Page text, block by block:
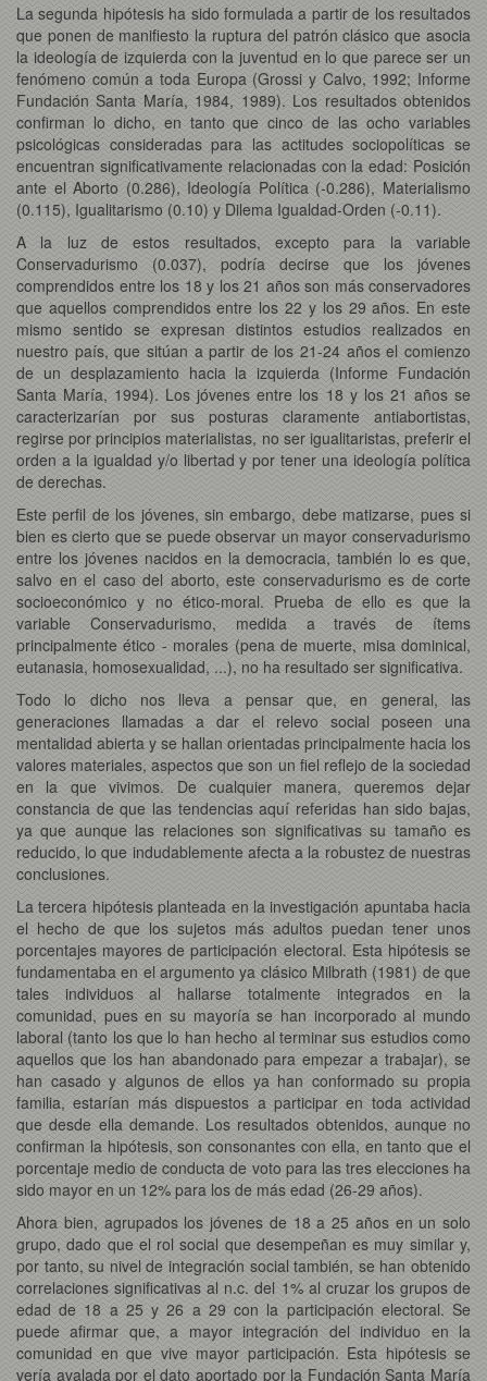
La segunda hipótesis ha sido formulada a partir de los resultados
que ponen de manifiesto la ruptura del patrón clásico que asocia
la ideología de izquierda con la juventud en lo que parece ser un
fenómeno común a toda Europa (Grossi y Calvo, 1992; Informe
Fundación Santa María, 1984, 1989). Los resultados obtenidos
confirman lo dicho, en tanto que cinco de las ocho variables
psicológicas consideradas para las actitudes sociopolíticas se
encuentran significativamente relacionadas con la edad: Posición
ante el Aborto (0.286), Ideología Política (-0.286), Materialismo
(0.115), Igualitarismo (0.10) y Dilema Igualdad-Orden (-0.11).
A la luz de estos resultados, excepto para la variable
Conservadurismo (0.037), podría decirse que los jóvenes
comprendidos entre los 18 y los 21 años son más conservadores
que aquellos comprendidos entre los 22 y los 29 años. En este
mismo sentido se expresan distintos estudios realizados en
nuestro país, que sitúan a partir de los 21-24 años el comienzo
de un desplazamiento hacia la izquierda (Informe Fundación
Santa María, 1994). Los jóvenes entre los 18 y los 21 años se
caracterizarían por sus posturas claramente antiabortistas,
regirse por principios materialistas, no ser igualitaristas, preferir el
orden a la igualdad y/o libertad y por tener una ideología política
de derechas.
Este perfil de los jóvenes, sin embargo, debe matizarse, pues si
bien es cierto que se puede observar un mayor conservadurismo
entre los jóvenes nacidos en la democracia, también lo es que,
salvo en el caso del aborto, este conservadurismo es de corte
socioeconómico y no ético-moral. Prueba de ello es que la
variable Conservadurismo, medida a través de ítems
principalmente ético - morales (pena de muerte, misa dominical,
eutanasia, homosexualidad, ...), no ha resultado ser significativa.
Todo lo dicho nos lleva a pensar que, en general, las
generaciones llamadas a dar el relevo social poseen una
mentalidad abierta y se hallan orientadas principalmente hacia los
valores materiales, aspectos que son un fiel reflejo de la sociedad
en la que vivimos. De cualquier manera, queremos dejar
constancia de que las tendencias aquí referidas han sido bajas,
ya que aunque las relaciones son significativas su tamaño es
reducido, lo que indudablemente afecta a la robustez de nuestras
conclusiones.
La tercera hipótesis planteada en la investigación apuntaba hacia
el hecho de que los sujetos más adultos puedan tener unos
porcentajes mayores de participación electoral. Esta hipótesis se
fundamentaba en el argumento ya clásico Milbrath (1981) de que
tales individuos al hallarse totalmente integrados en la
comunidad, pues en su mayoría se han incorporado al mundo
laboral (tanto los que lo han hecho al terminar sus estudios como
aquellos que los han abandonado para empezar a trabajar), se
han casado y algunos de ellos ya han conformado su propia
familia, estarían más dispuestos a participar en toda actividad
que desde ella demande. Los resultados obtenidos, aunque no
confirman la hipótesis, son consonantes con ella, en tanto que el
porcentaje medio de conducta de voto para las tres elecciones ha
sido mayor en un 12% para los de más edad (26-29 años).
Ahora bien, agrupados los jóvenes de 18 a 25 años en un solo
grupo, dado que el rol social que desempeñan es muy similar y,
por tanto, su nivel de integración social también, se han obtenido
correlaciones significativas al n.c. del 1% al cruzar los grupos de
edad de 18 a 25 y 26 a 29 con la participación electoral. Se
puede afirmar que, a mayor integración del individuo en la
comunidad en que vive mayor participación. Esta hipótesis se
vería avalada por el dato aportado por la Fundación Santa María